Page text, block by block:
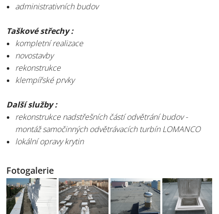
administrativních budov
Taškové střechy :
kompletní realizace
novostavby
rekonstrukce
klempířské prvky
Další služby :
rekonstrukce nadstřešních částí odvětrání budov -
montáž samočinných odvětrávacích turbín LOMANCO
lokální opravy krytin
Fotogalerie